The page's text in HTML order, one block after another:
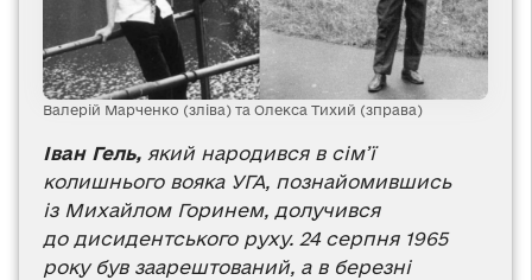
Валерій Марченко (зліва) та Олекса Тихий (зправа)
Іван Гель, який народився в сім’ї
колишнього вояка УГА, познайомившись
із Михайлом Горинем, долучився
до дисидентського руху. 24 серпня 1965
року був заарештований, а в березні